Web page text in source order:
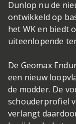
Dunlop nu de
ontwikkeld op
het WK en biedt
uiteenlopende
De Geomax
een nieuw
de modder. De
schouderprofiel
verlangt